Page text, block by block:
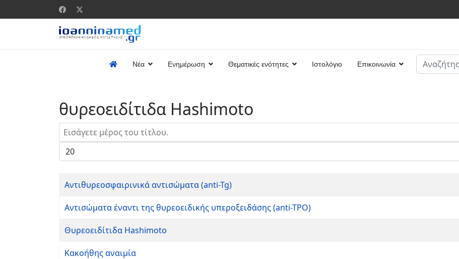
Νέα Ενημέρωση Θεματικές ενότητες Ιστολόγιο Επικοινωνία
Αναζήτηση
θυρεοειδίτιδα Hashimoto
Εισάγετε μέρος του τίτλου.
Εμφάνιση #
Αντιθυρεοσφαιρινικά αντισώματα (anti-Tg)
Αντισώματα έναντι της θυρεοειδικής υπεροξειδάσης (anti-TPO)
Θυρεοειδίτιδα Hashimoto
Κακοήθης αναιμία